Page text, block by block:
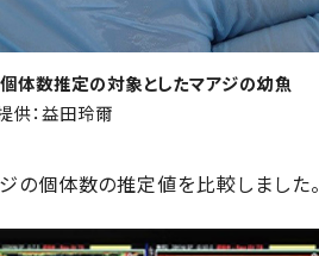
体数推定の対象としたマアジの幼魚
供：益田玲爾
個体数の推定値を比較しました。